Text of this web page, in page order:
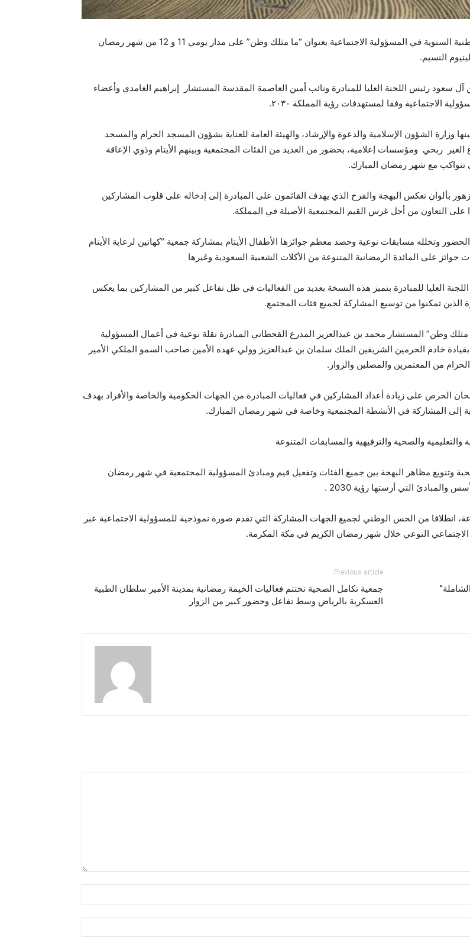
شهدت مكة المكرمة انطلاق فعاليات النسخة الثانية من المبادرة الوطنية السنوية في المسؤولية الاجتماعية بعنوان “ما مثلك وطن” على مدار يومي 11 و 12 من شهر رمضان
سعود رئيس اللجنة العليا للمبادرة ونائب أمين العاصمة المقدسة المستشار إبراهيم الغامدي وأعضاء
وفقا لمستهدفات رؤية المملكة ٢٠٣٠.
وزارة الشؤون الإسلامية والدعوة والإرشاد، والهيئة العامة للعناية بشؤون المسجد الحرام والمسجد
ربحي ومؤسسات إعلامية، بحضور من العديد من الفئات المجتمعية وبينهم الأيتام وذوي الإعاقة
تتواكب مع شهر رمضان المبارك.
بألوان تعكس البهجة والفرح الذي يهدف القائمون على المبادرة إلى إدخاله على قلوب المشاركين
على التعاون من أجل غرس القيم المجتمعية الأصيلة في المملكة.
وتخلله مسابقات نوعية وحصد معظم جوائزها الأطفال الأيتام بمشاركة جمعية “كهاتين لرعاية الأيتام
على المائدة الرمضانية المتنوعة من الأكلات الشعبية السعودية وغيرها
العليا للمبادرة بتميز هذه النسخة بعديد من الفعاليات في ظل تفاعل كبير من المشاركين بما يعكس
الذين تمكنوا من توسيع المشاركة لجميع فئات المجتمع.
مثلك وطن” المستشار محمد بن عبدالعزيز المدرع القحطاني المبادرة نقلة نوعية في أعمال المسؤولية
المملكة ٢٠٣٠ وضمن ما توليه الدولة بقيادة خادم الحرمين الشريفين الملك سلمان بن عبدالعزيز وولي عهده الأمين صاحب السمو الملكي الأمير
من المعتمرين والمصلين والزوار.
الحرص على زيادة أعداد المشاركين في فعاليات المبادرة من الجهات الحكومية والخاصة والأفراد بهدف
إلى المشاركة في الأنشطة المجتمعية وخاصة في شهر رمضان المبارك.
والصحية والترفيهية والمسابقات المتنوعة
وتنويع مظاهر البهجة بين جميع الفئات وتفعيل قيم ومبادئ المسؤولية المجتمعية في شهر رمضان
والمبادئ التي أرستها رؤية 2030 .
انطلاقا من الحس الوطني لجميع الجهات المشاركة التي تقدم صورة نموذجية للمسؤولية الاجتماعية عبر
النوعي خلال شهر رمضان الكريم في مكة المكرمة.
Previous article
جمعية تكامل الصحية تختتم فعاليات الخيمة رمضانية بمدينة الأمير سلطان الطبية
العسكرية بالرياض وسط تفاعل وحضور كبير من الزوار